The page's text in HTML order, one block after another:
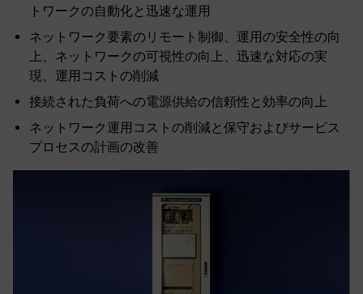
トワークの自動化と迅速な運用
ネットワーク要素のリモート制御、運用の安全性の向
上、ネットワークの可視性の向上、迅速な対応の実
現、運用コストの削減
接続された負荷への電源供給の信頼性と効率の向上
ネットワーク運用コストの削減と保守およびサービス
プロセスの計画の改善